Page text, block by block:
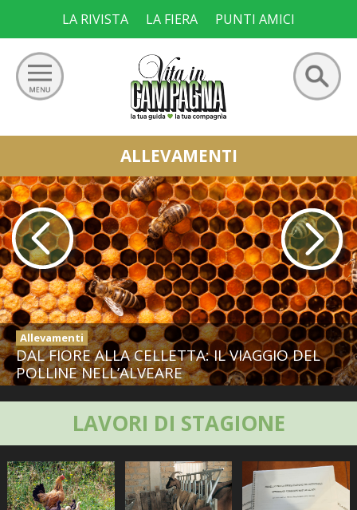
content
LA RIVISTA LA FIERA PUNTI AMICI
ORTO
FRUTTETO
VIGNETO
ALLEVAMENTI
BIODIVERSITÀ
CUCINA
PRODOTTI
FARFALLE DELLA CAMPAGNA
ALLEVAMENTI
Allevamenti
DAL FIORE ALLA CELLETTA: IL VIAGGIO DEL
POLLINE NELL’ALVEARE
LAVORI DI STAGIONE